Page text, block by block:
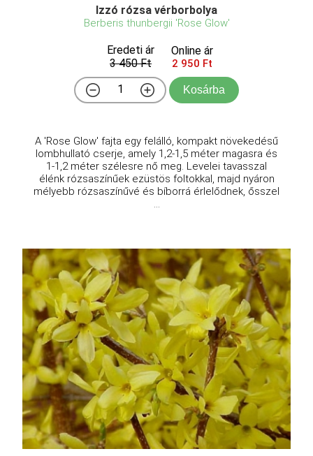
szulákfélék (Convolvulaceae) családjába tartozó,
Dél-Amerikából származó, évelő, gumós növény,
amelyet elsőso ...
Hasonló termékeink
Izzó rózsa vérborbolya
Berberis thunbergii 'Rose Glow'
Eredeti ár
3 450 Ft
Online ár
2 950 Ft
Kosárba